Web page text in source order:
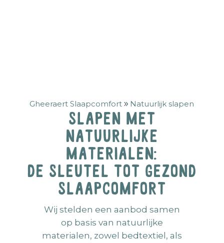
Gheeraert Slaapcomfort Natuurlijk slapen
Slapen met
natuurlijke
materialen:
de sleutel tot gezond
slaapcomfort
Wij stelden een aanbod samen
op basis van natuurlijke
materialen, zowel bedtextiel, als